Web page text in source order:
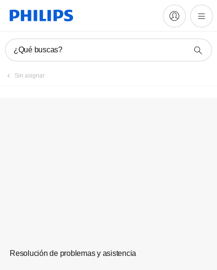
¿Qué buscas?
Sin asignar
Resolución de problemas y asistencia
Registrar producto